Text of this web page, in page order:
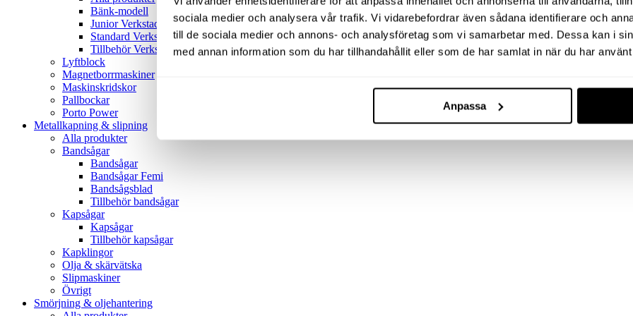
sociala medier och analysera vår trafik. Vi vidarebefordrar även sådana identifierare och
till de sociala medier och annons- och analysföretag som vi samarbetar med. Dessa kan i
med annan information som du har tillhandahållit eller som de har samlat in när du har
Anpassa
Bänk-modell
Junior Verkstadspress
Standard Verkstadspress
Tillbehör Verkstadspressar
Lyftblock
Magnetborrmaskiner
Maskinskridskor
Pallbockar
Porto Power
Metallkapning & slipning
Alla produkter
Bandsågar
Bandsågar
Bandsågar Femi
Bandsågsblad
Tillbehör bandsågar
Kapsågar
Kapsågar
Tillbehör kapsågar
Kapklingor
Olja & skärvätska
Slipmaskiner
Övrigt
Smörjning & oljehantering